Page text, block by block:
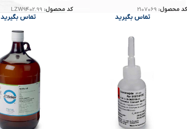
کد محصول: 2107069
تماس بگیرید
کد محصول: LZW9402.99
تماس بگیرید